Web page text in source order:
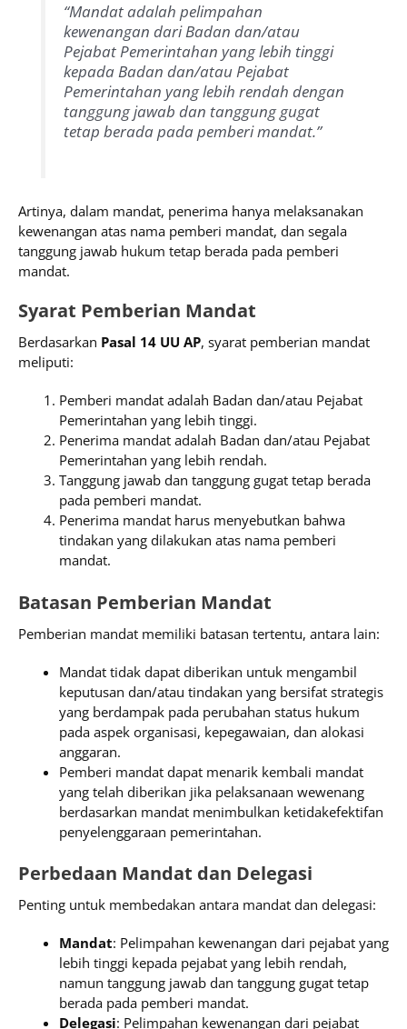
“Mandat adalah pelimpahan
kewenangan dari Badan dan/atau
Pejabat Pemerintahan yang lebih tinggi
kepada Badan dan/atau Pejabat
Pemerintahan yang lebih rendah dengan
tanggung jawab dan tanggung gugat
tetap berada pada pemberi mandat.”
Artinya, dalam mandat, penerima hanya melaksanakan
kewenangan atas nama pemberi mandat, dan segala
tanggung jawab hukum tetap berada pada pemberi
mandat.
Syarat Pemberian Mandat
Berdasarkan Pasal 14 UU AP, syarat pemberian mandat
meliputi:
Pemberi mandat adalah Badan dan/atau Pejabat
Pemerintahan yang lebih tinggi.
Penerima mandat adalah Badan dan/atau Pejabat
Pemerintahan yang lebih rendah.
Tanggung jawab dan tanggung gugat tetap berada
pada pemberi mandat.
Penerima mandat harus menyebutkan bahwa
tindakan yang dilakukan atas nama pemberi
mandat.
Batasan Pemberian Mandat
Pemberian mandat memiliki batasan tertentu, antara lain:
Mandat tidak dapat diberikan untuk mengambil
keputusan dan/atau tindakan yang bersifat strategis
yang berdampak pada perubahan status hukum
pada aspek organisasi, kepegawaian, dan alokasi
anggaran.
Pemberi mandat dapat menarik kembali mandat
yang telah diberikan jika pelaksanaan wewenang
berdasarkan mandat menimbulkan ketidakefektifan
penyelenggaraan pemerintahan.
Perbedaan Mandat dan Delegasi
Penting untuk membedakan antara mandat dan delegasi:
Mandat: Pelimpahan kewenangan dari pejabat yang
lebih tinggi kepada pejabat yang lebih rendah,
namun tanggung jawab dan tanggung gugat tetap
berada pada pemberi mandat.
Delegasi: Pelimpahan kewenangan dari pejabat